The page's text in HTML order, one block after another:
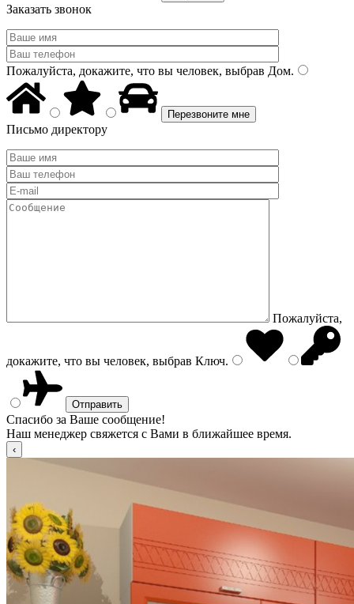
Заказать звонок
Пожалуйста, докажите, что вы человек, выбрав Дом.
Письмо директору
Пожалуйста,
докажите, что вы человек, выбрав Ключ.
Спасибо за Ваше сообщение!
Наш менеджер свяжется с Вами в ближайшее время.